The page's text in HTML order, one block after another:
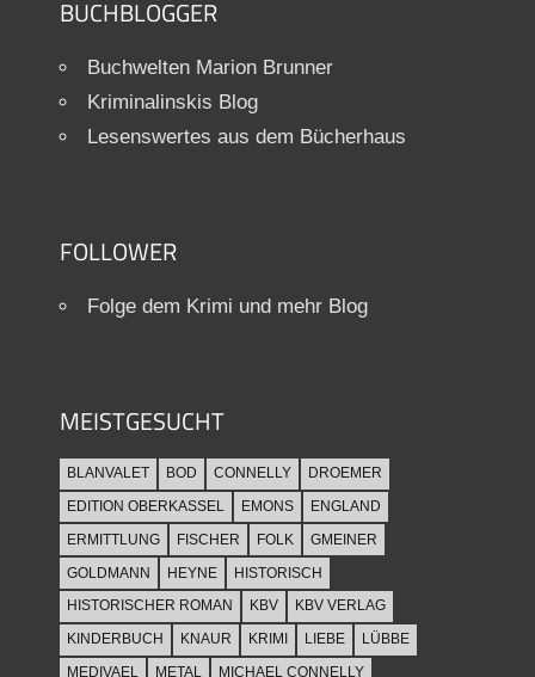
BUCHBLOGGER
Buchwelten Marion Brunner
Kriminalinskis Blog
Lesenswertes aus dem Bücherhaus
FOLLOWER
Folge dem Krimi und mehr Blog
MEISTGESUCHT
BLANVALET BOD CONNELLY
DROEMER
EDITION OBERKASSEL
EMONS
ENGLAND
ERMITTLUNG
FISCHER FOLK
GMEINER
GOLDMANN
HEYNE
HISTORISCH
HISTORISCHER ROMAN
KBV
KBV VERLAG
KINDERBUCH
KNAUR KRIMI LIEBE
LÜBBE
MEDIVAEL
METAL MICHAEL CONNELLY